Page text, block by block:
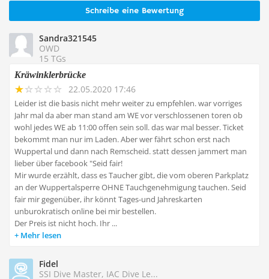
Schreibe eine Bewertung
Sandra321545
OWD
15 TGs
Kräwinklerbrücke
22.05.2020 17:46
Leider ist die basis nicht mehr weiter zu empfehlen. war vorriges
Jahr mal da aber man stand am WE vor verschlossenen toren ob
wohl jedes WE ab 11:00 offen sein soll. das war mal besser. Ticket
bekommt man nur im Laden. Aber wer fährt schon erst nach
Wuppertal und dann nach Remscheid. statt dessen jammert man
lieber über facebook "Seid fair!
Mir wurde erzählt, dass es Taucher gibt, die vom oberen Parkplatz
an der Wuppertalsperre OHNE Tauchgenehmigung tauchen. Seid
fair mir gegenüber, ihr könnt Tages-und Jahreskarten
unburokratisch online bei mir bestellen.
Der Preis ist nicht hoch. Ihr ...
Mehr lesen
Fidel
SSI Dive Master, IAC Dive Le...